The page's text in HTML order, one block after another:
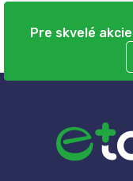
Pre skvelé